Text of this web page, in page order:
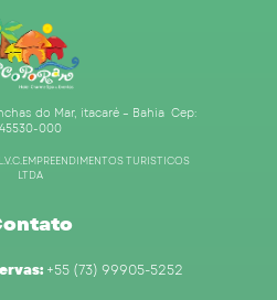
do Mar, itacaré – Bahia Cep:
45530-000
TURISTICOS
LTDA
+55 (73) 99905-5252